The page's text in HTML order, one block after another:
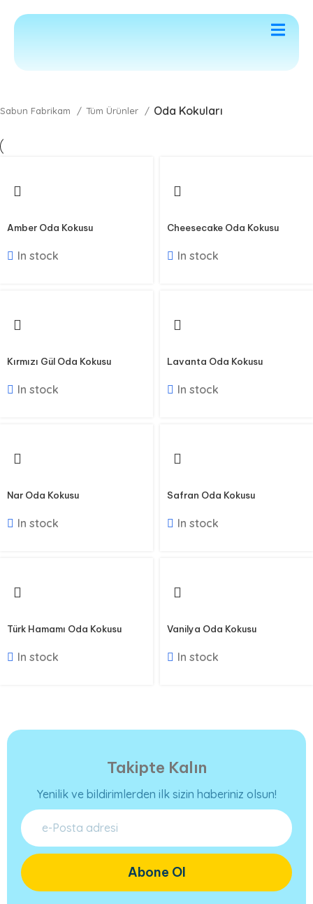
Sabun Fabrikam Tüm Ürünler Oda Kokuları
Amber Oda Kokusu
In stock
Cheesecake Oda Kokusu
In stock
Kırmızı Gül Oda Kokusu
In stock
Lavanta Oda Kokusu
In stock
Nar Oda Kokusu
In stock
Safran Oda Kokusu
In stock
Türk Hamamı Oda Kokusu
In stock
Vanilya Oda Kokusu
In stock
Takipte Kalın
Yenilik ve bildirimlerden ilk sizin haberiniz olsun!
Abone Ol